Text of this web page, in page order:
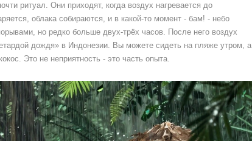
ритуал. Они приходят, когда воздух нагревается до
облака собираются, и в какой-то момент - бам! - небо
но редко больше двух-трёх часов. После него воздух
дождя» в Индонезии. Вы можете сидеть на пляже утром, а
Это не неприятность - это часть опыта.